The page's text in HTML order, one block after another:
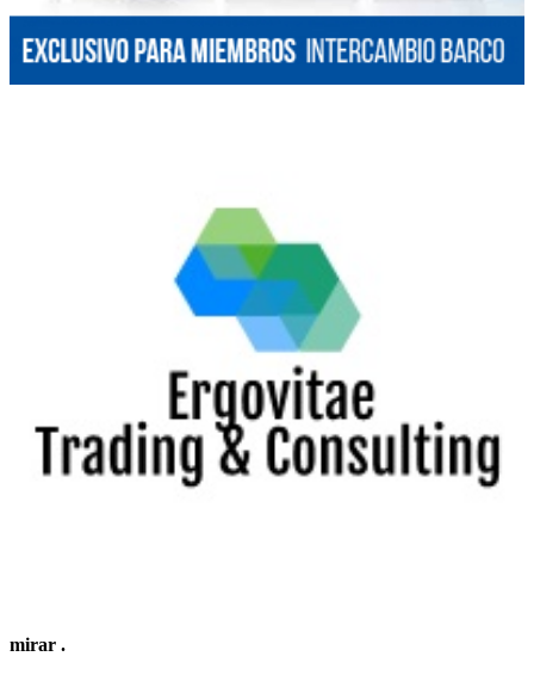
mirar .